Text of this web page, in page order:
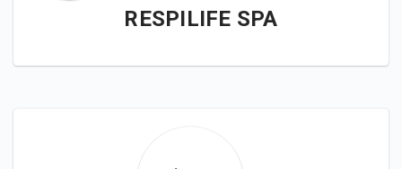
RESPILIFE SPA